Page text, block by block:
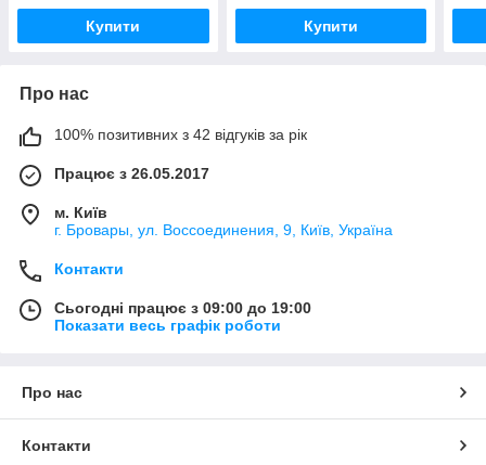
Купити Купити
Про нас
100% позитивних з 42 відгуків за рік
Працює з 26.05.2017
м. Київ
г. Бровары, ул. Воссоединения, 9, Київ, Україна
Контакти
Сьогодні працює з 09:00 до 19:00
Показати весь графік роботи
Про нас
Контакти